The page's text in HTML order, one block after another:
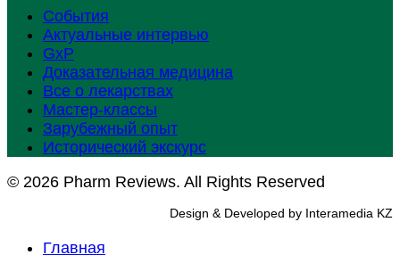
События
Актуальные интервью
GxP
Доказательная медицина
Все о лекарствах
Мастер-классы
Зарубежный опыт
Исторический экскурс
© 2026 Pharm Reviews. All Rights Reserved
Design & Developed by Interamedia KZ
Главная